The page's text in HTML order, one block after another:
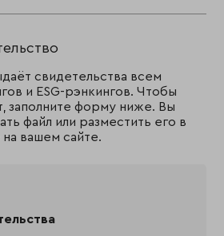
свидетельства всем
и ESG-рэнкингов. Чтобы
заполните форму ниже. Вы
файл или разместить его в
вашем сайте.